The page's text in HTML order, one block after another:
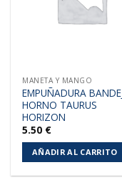
MANETA Y MANGO
EMPUÑADURA
HORNO TAURUS
HORIZON
5.50 €
AÑADIR AL CARRITO